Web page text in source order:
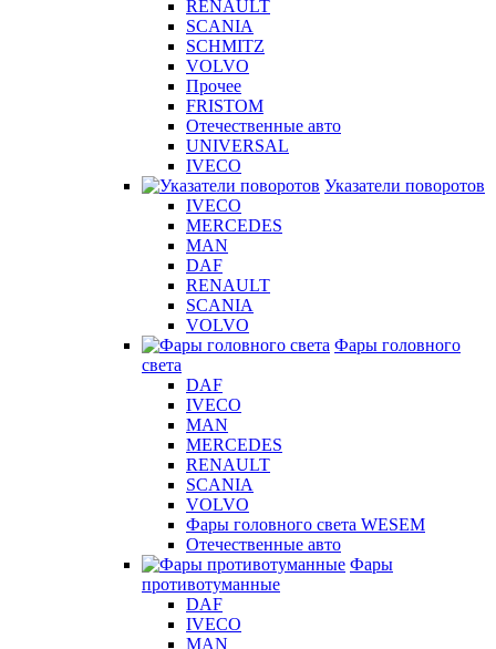
RENAULT
SCANIA
SCHMITZ
VOLVO
Прочее
FRISTOM
Отечественные авто
UNIVERSAL
IVECO
Указатели поворотов
IVECO
MERCEDES
MAN
DAF
RENAULT
SCANIA
VOLVO
Фары головного
света
DAF
IVECO
MAN
MERCEDES
RENAULT
SCANIA
VOLVO
Фары головного света WESEM
Отечественные авто
Фары
противотуманные
DAF
IVECO
MAN